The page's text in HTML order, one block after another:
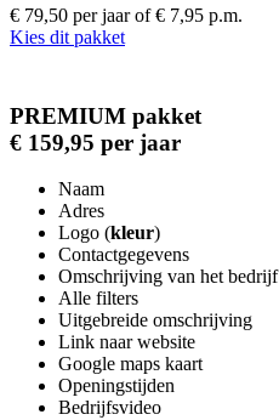
€ 79,50 per jaar of € 7,95 p.m.
Kies dit pakket
PREMIUM pakket
€ 159,95 per jaar
Naam
Adres
Logo (kleur)
Contactgegevens
Omschrijving van het bedrijf
Alle filters
Uitgebreide omschrijving
Link naar website
Google maps kaart
Openingstijden
Bedrijfsvideo